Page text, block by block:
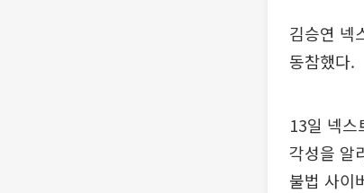
김승연 넥
동참했다.
13일 넥스
각성을 알
불법 사이